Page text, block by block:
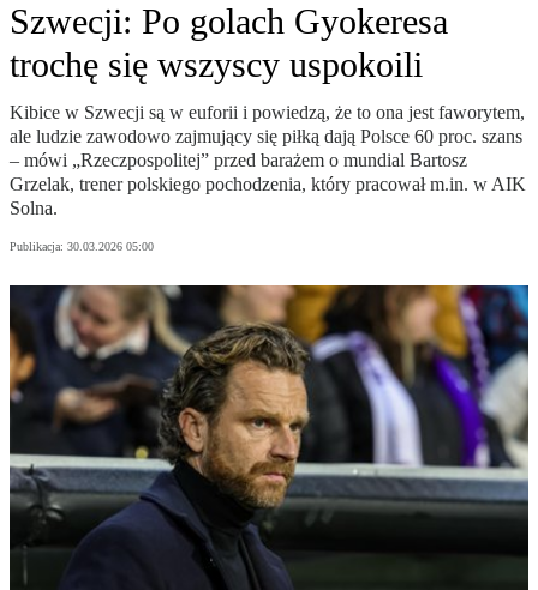
Szwecji: Po golach Gyokeresa
trochę się wszyscy uspokoili
Kibice w Szwecji są w euforii i powiedzą, że to ona jest faworytem,
ale ludzie zawodowo zajmujący się piłką dają Polsce 60 proc. szans
– mówi „Rzeczpospolitej” przed barażem o mundial Bartosz
Grzelak, trener polskiego pochodzenia, który pracował m.in. w AIK
Solna.
Publikacja: 30.03.2026 05:00